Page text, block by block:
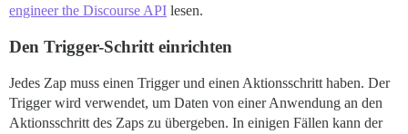
engineer the Discourse API lesen.
Den Trigger-Schritt einrichten
Jedes Zap muss einen Trigger und einen Aktionsschritt haben. Der
Trigger wird verwendet, um Daten von einer Anwendung an den
Aktionsschritt des Zaps zu übergeben. In einigen Fällen kann der